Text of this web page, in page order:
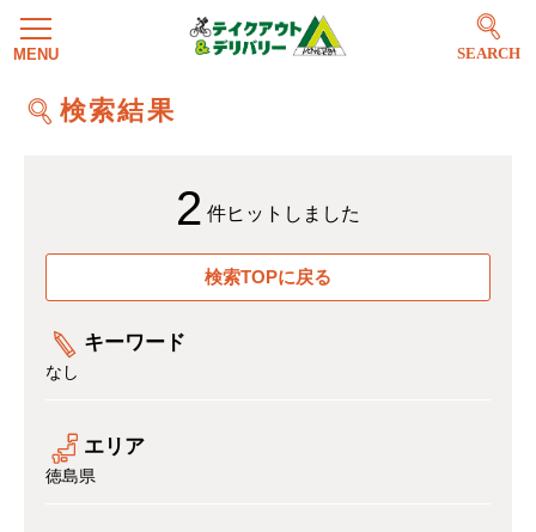
SEARCH
検索結果
2 件ヒットしました
検索TOPに戻る
キーワード
なし
エリア
徳島県